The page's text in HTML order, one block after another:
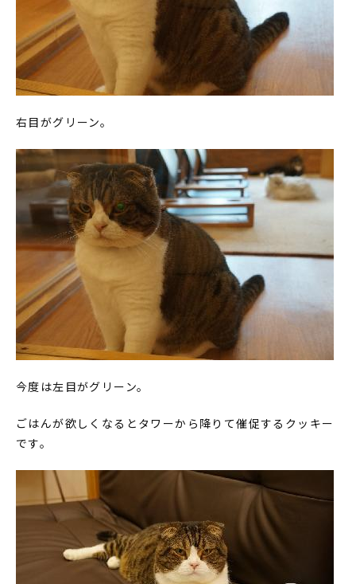
右目がグリーン。
今度は左目がグリーン。
ごはんが欲しくなるとタワーから降りて催促するクッキー
です。